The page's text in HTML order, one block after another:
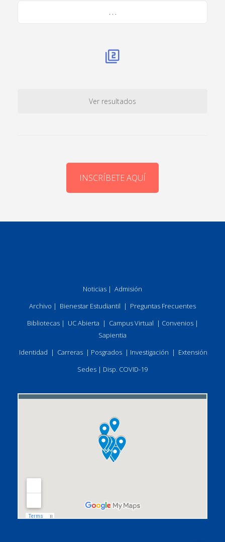
Ver resultados
INSCRÍBETE AQUÍ
Noticias | Admisión
Archivo | Bienestar Estudiantil | Preguntas Frecuentes
Bibliotecas| UC Abierta | Campus Virtual | Convenios|
Sapientia
Identidad | Carreras | Posgrados | Investigación | Extensión
Sedes | Disp. COVID-19